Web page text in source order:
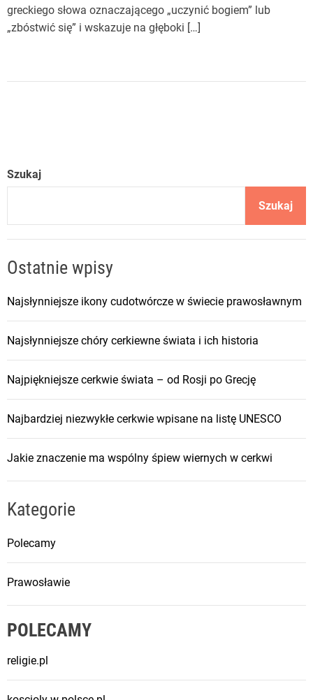
greckiego słowa oznaczającego „uczynić bogiem” lub
„zbóstwić się” i wskazuje na głęboki […]
Szukaj
Szukaj
Ostatnie wpisy
Najsłynniejsze ikony cudotwórcze w świecie prawosławnym
Najsłynniejsze chóry cerkiewne świata i ich historia
Najpiękniejsze cerkwie świata – od Rosji po Grecję
Najbardziej niezwykłe cerkwie wpisane na listę UNESCO
Jakie znaczenie ma wspólny śpiew wiernych w cerkwi
Kategorie
Polecamy
Prawosławie
POLECAMY
religie.pl